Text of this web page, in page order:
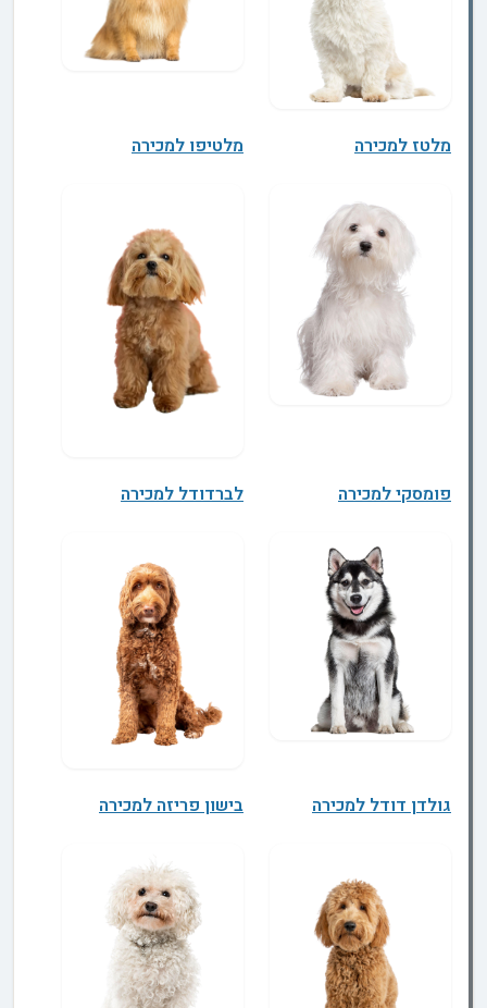
מלטז למכירה מלטיפו למכירה
פומסקי למכירה לברדודל למכירה
גולדן דודל למכירה בישון פריזה למכירה